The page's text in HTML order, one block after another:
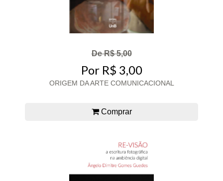
De R$ 5,00
Por R$ 3,00
ORIGEM DA ARTE COMUNICACIONAL
Comprar